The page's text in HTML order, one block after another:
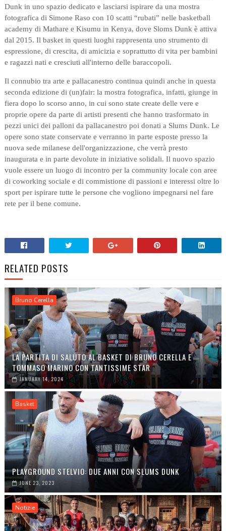
Dunk in uno spazio dedicato e lasciarsi ispirare da una mostra
fotografica di Simone Raso con 10 scatti “rubati” nelle basketball
academy di Mathare e Kisumu in Kenya, dove Sloms Dunk è attiva
dal 2015. Il basket in questi luoghi rappresenta uno strumento di
espressione, di crescita, di amicizia e soprattutto di vita per bambini
e ragazzi nati e cresciuti all'interno delle baraccopoli.
Il connubio tra arte e pallacanestro continua quindi anche in questa
seconda edizione di (un)fair: la mostra fotografica, infatti, giunge in
fiera dopo lo scorso anno, in cui sono state create delle vere e
proprie opere da parte di artisti presenti che hanno trasformato in
pezzi unici dei palloni da pallacanestro poi donati a Slums Dunk. Le
opere sono state conservate e verranno in parte esposte presso la
nuova sede milanese dell'organizzazione, che verrà presto
inaugurata e in parte devolute in iniziative solidali. Il nuovo spazio
vuole essere un luogo di incontro per la community locale con aree
di coworking sociale e di commistione di passioni e interessi oltre lo
sport per ispirare tutte le persone che vogliono impegnarsi nel fare
rete per il bene comune.
RELATED POSTS
Bruno Cerella
LA PARTITA DI SALUTO AL BASKET DI BRUNO CERELLA E
TOMMASO MARINO CON TANTISSIME STAR
JANUARY 14, 2024
Basket
PLAYGROUND STELVIO: DUE ANNI CON SLUMS DUNK
JUNE 23, 2023
Notizie